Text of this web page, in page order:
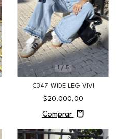
1 / 5
C347 WIDE LEG VIVI
$20.000,00
Comprar